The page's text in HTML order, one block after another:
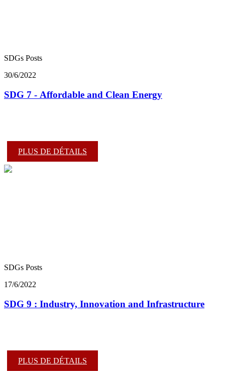
SDGs Posts
30/6/2022
SDG 7 - Affordable and Clean Energy
PLUS DE DÉTAILS
SDGs Posts
17/6/2022
SDG 9 : Industry, Innovation and Infrastructure
PLUS DE DÉTAILS